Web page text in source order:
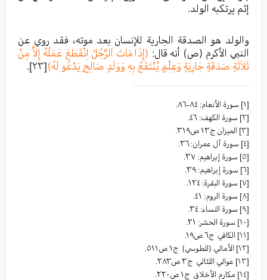
إثم يرتكبه الولد.
والولد هو الصدقة الجارية للإنسان بعد موته، فقد روي عن
النبي الأكرم (ص) أنه قال: (إِذَا مَاتَ اَلرَّجُلُ اِنْقَطَعَ عَمَلُهُ إِلاَّ مِنْ
ثَلاَثَةٍ صَدَقَةٍ جَارِيَةٍ وَعِلْمٍ يُنْتَفَعُ بِهِ وَوَلَدٍ صَالِحٍ يَدْعُو لَهُ)[٢٣] .
[١]
سورة الأنعام: ٨٤-٨٦.
[٢]
سورة الكهف: ٤٦.
[٣]
الميزان ج١٣ ص٣١٩.
[٤]
سورة آل عمران: ٣٦.
[٥]
سورة إبراهيم: ٣٧.
[٦]
سورة إبراهيم: ٣٩.
[٧]
سورة البقرة: ١٢٤.
[٨]
سورة الروم: ٤١.
[٩]
سورة النساء: ٣٤.
[١٠]
سورة الحشر: ٢١.
[١١]
الكافي ج٦ ص١٩.
[١٢]
الأمالي (للطوسي) ج١ ص٥١١.
[١٣]
عوالي اللئالي ج٣ ص٢٨٣.
[١٤]
مکارم الأخلاق ج١ ص٢٢٠.